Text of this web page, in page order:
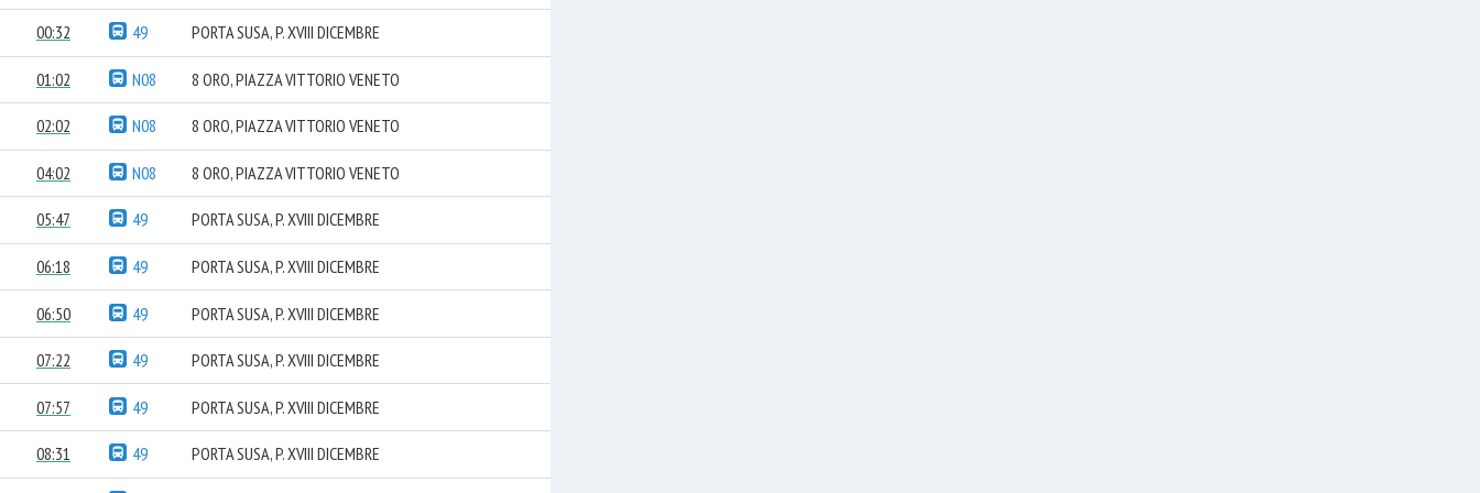
00:32 49 PORTA SUSA, P. XVIII DICEMBRE
01:02 N08 8 ORO, PIAZZA VITTORIO VENETO
02:02 N08 8 ORO, PIAZZA VITTORIO VENETO
04:02 N08 8 ORO, PIAZZA VITTORIO VENETO
05:47 49 PORTA SUSA, P. XVIII DICEMBRE
06:18 49 PORTA SUSA, P. XVIII DICEMBRE
06:50 49 PORTA SUSA, P. XVIII DICEMBRE
07:22 49 PORTA SUSA, P. XVIII DICEMBRE
07:57 49 PORTA SUSA, P. XVIII DICEMBRE
08:31 49 PORTA SUSA, P. XVIII DICEMBRE